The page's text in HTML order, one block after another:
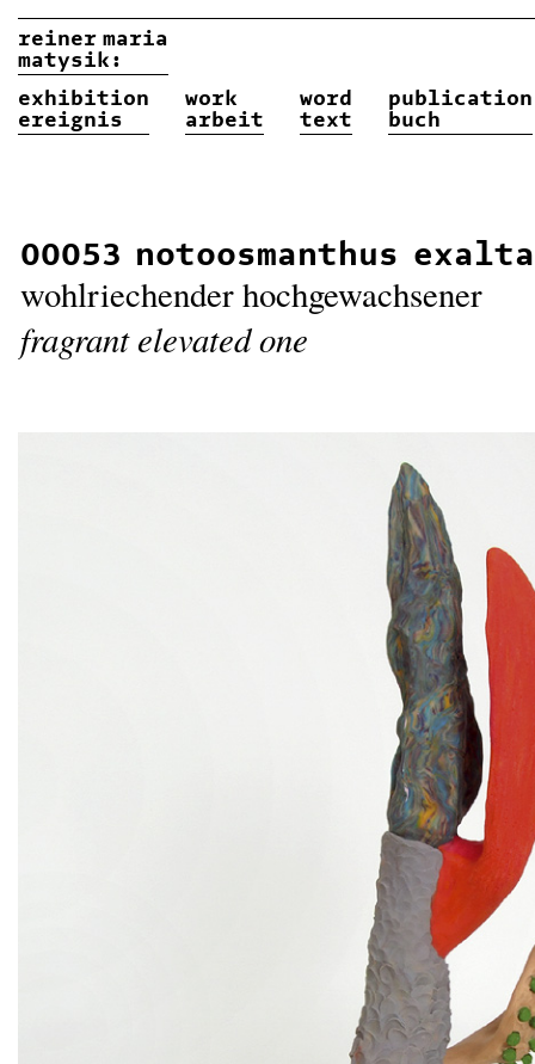
00053 notoosmanthus
wohlriechender hochgewachsener
fragrant elevated one
reinermaria
matysik:
exhibition
ereignis
work
arbeit
word
text
publication
buch